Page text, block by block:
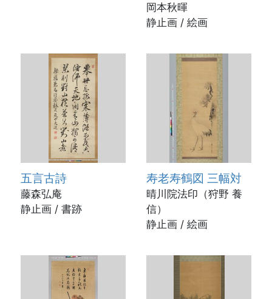
岡本秋暉
静止画 / 絵画
五言古詩
藤森弘庵
静止画 / 書跡
寿老寿鶴図 三幅対
晴川院法印（狩野 養
信）
静止画 / 絵画